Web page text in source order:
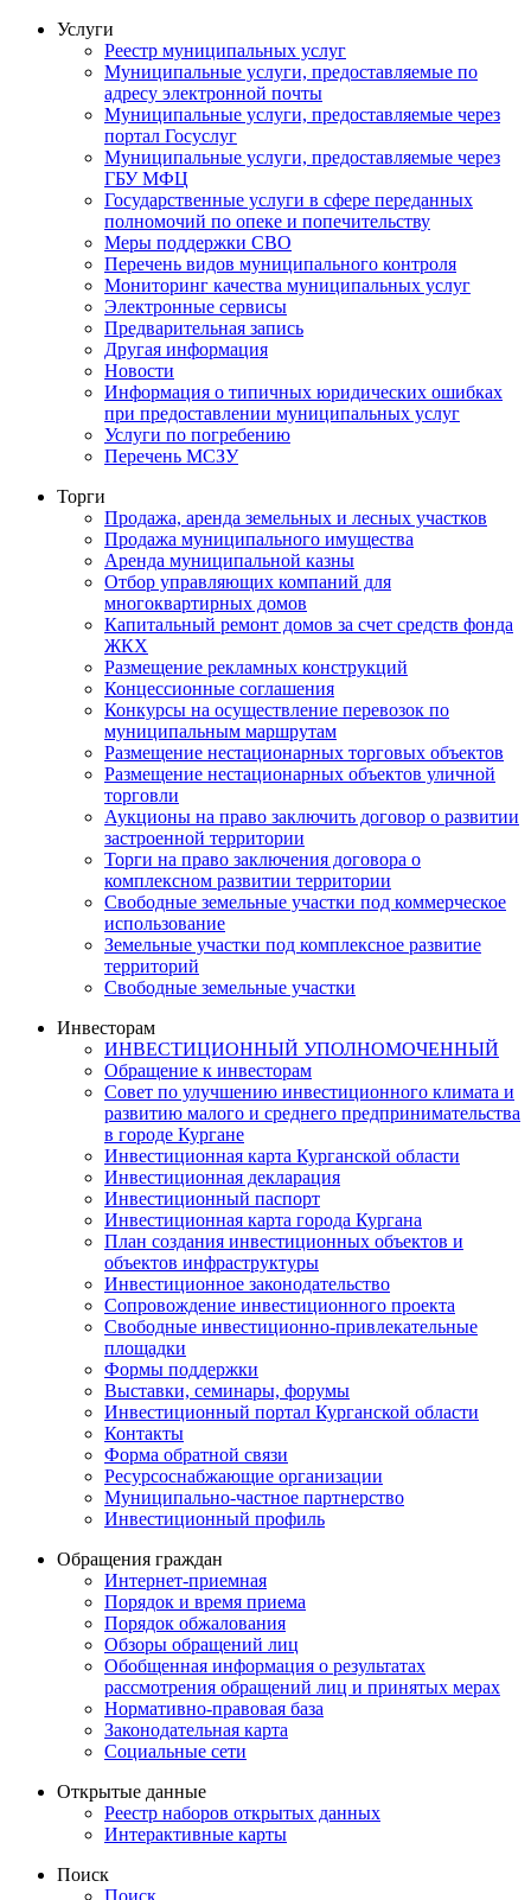
Услуги
Реестр муниципальных услуг
Муниципальные услуги, предоставляемые по
адресу электронной почты
Муниципальные услуги, предоставляемые через
портал Госуслуг
Муниципальные услуги, предоставляемые через
ГБУ МФЦ
Государственные услуги в сфере переданных
полномочий по опеке и попечительству
Меры поддержки СВО
Перечень видов муниципального контроля
Мониторинг качества муниципальных услуг
Электронные сервисы
Предварительная запись
Другая информация
Новости
Информация о типичных юридических ошибках
при предоставлении муниципальных услуг
Услуги по погребению
Перечень МСЗУ
Торги
Продажа, аренда земельных и лесных участков
Продажа муниципального имущества
Аренда муниципальной казны
Отбор управляющих компаний для
многоквартирных домов
Капитальный ремонт домов за счет средств фонда
ЖКХ
Размещение рекламных конструкций
Концессионные соглашения
Конкурсы на осуществление перевозок по
муниципальным маршрутам
Размещение нестационарных торговых объектов
Размещение нестационарных объектов уличной
торговли
Аукционы на право заключить договор о развитии
застроенной территории
Торги на право заключения договора о
комплексном развитии территории
Свободные земельные участки под коммерческое
использование
Земельные участки под комплексное развитие
территорий
Свободные земельные участки
Инвесторам
ИНВЕСТИЦИОННЫЙ УПОЛНОМОЧЕННЫЙ
Обращение к инвесторам
Совет по улучшению инвестиционного климата и
развитию малого и среднего предпринимательства
в городе Кургане
Инвестиционная карта Курганской области
Инвестиционная декларация
Инвестиционный паспорт
Инвестиционная карта города Кургана
План создания инвестиционных объектов и
объектов инфраструктуры
Инвестиционное законодательство
Сопровождение инвестиционного проекта
Свободные инвестиционно-привлекательные
площадки
Формы поддержки
Выставки, семинары, форумы
Инвестиционный портал Курганской области
Контакты
Форма обратной связи
Ресурсоснабжающие организации
Муниципально-частное партнерство
Инвестиционный профиль
Обращения граждан
Интернет-приемная
Порядок и время приема
Порядок обжалования
Обзоры обращений лиц
Обобщенная информация о результатах
рассмотрения обращений лиц и принятых мерах
Нормативно-правовая база
Законодательная карта
Социальные сети
Открытые данные
Реестр наборов открытых данных
Интерактивные карты
Поиск
Поиск